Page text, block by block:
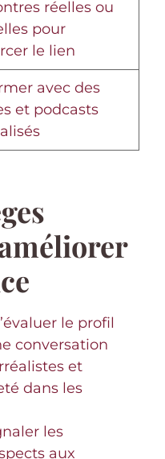
réelles ou
pour
le lien
avec des
et podcasts
le profil
conversation
et
dans les
les
aux